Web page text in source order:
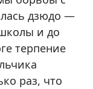
дзюдо —
и до
терпение
раз, что